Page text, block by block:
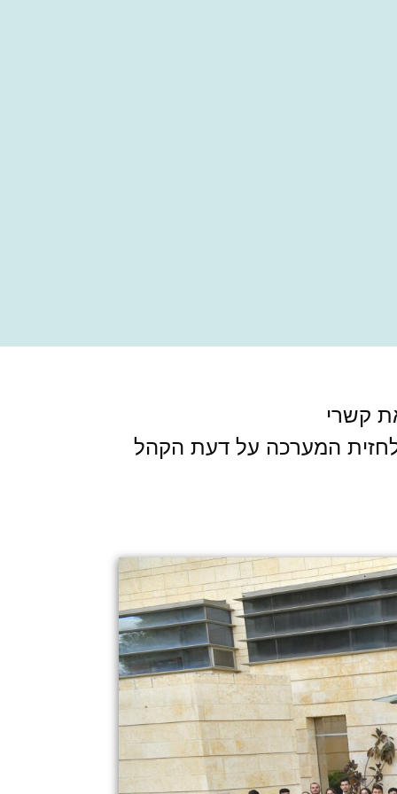
קשרי
לחזית המערכה על דעת הקהל